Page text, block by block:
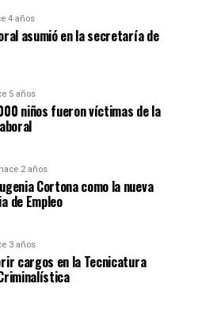
4 años
asumió en la secretaría de
5 años
niños fueron víctimas de la
hace 2 años
Cortona como la nueva
de Empleo
3 años
cargos en la Tecnicatura